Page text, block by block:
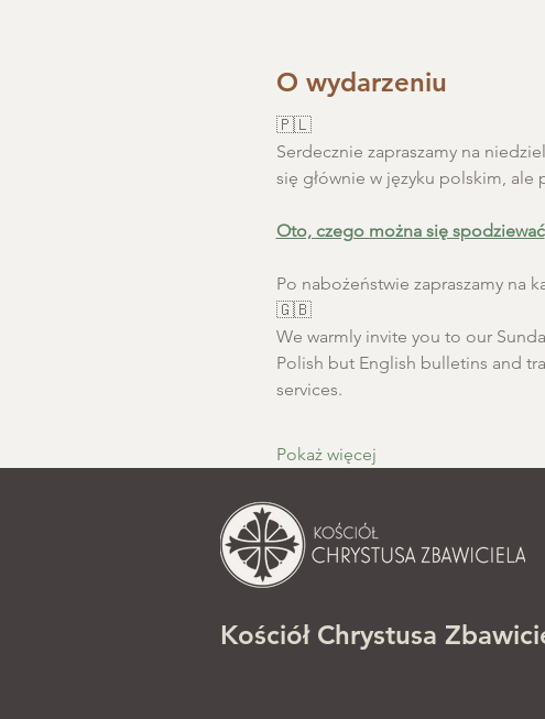
O wydarzeniu
🇵🇱
Serdecznie zapraszamy na
się głównie w języku polskim,
Oto, czego można się spodziewać
Po nabożeństwie zapraszamy na
🇬🇧
We warmly invite you to our
Polish but English bulletins and
services.
Pokaż więcej
Kościół Chrystusa